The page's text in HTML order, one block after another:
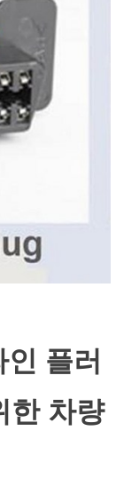
플러
한 차량